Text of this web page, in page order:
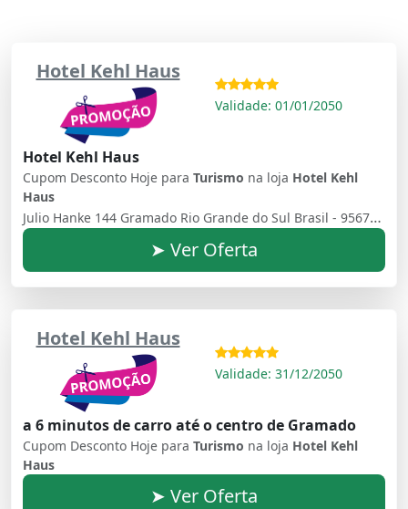
Hotel Kehl Haus
Validade: 01/01/2050
Hotel Kehl Haus
Cupom Desconto Hoje para Turismo na loja Hotel Kehl
Haus
Julio Hanke 144 Gramado Rio Grande do Sul Brasil - 95670000
➤ Ver Oferta
Hotel Kehl Haus
Validade: 31/12/2050
a 6 minutos de carro até o centro de Gramado
Cupom Desconto Hoje para Turismo na loja Hotel Kehl
Haus
➤ Ver Oferta